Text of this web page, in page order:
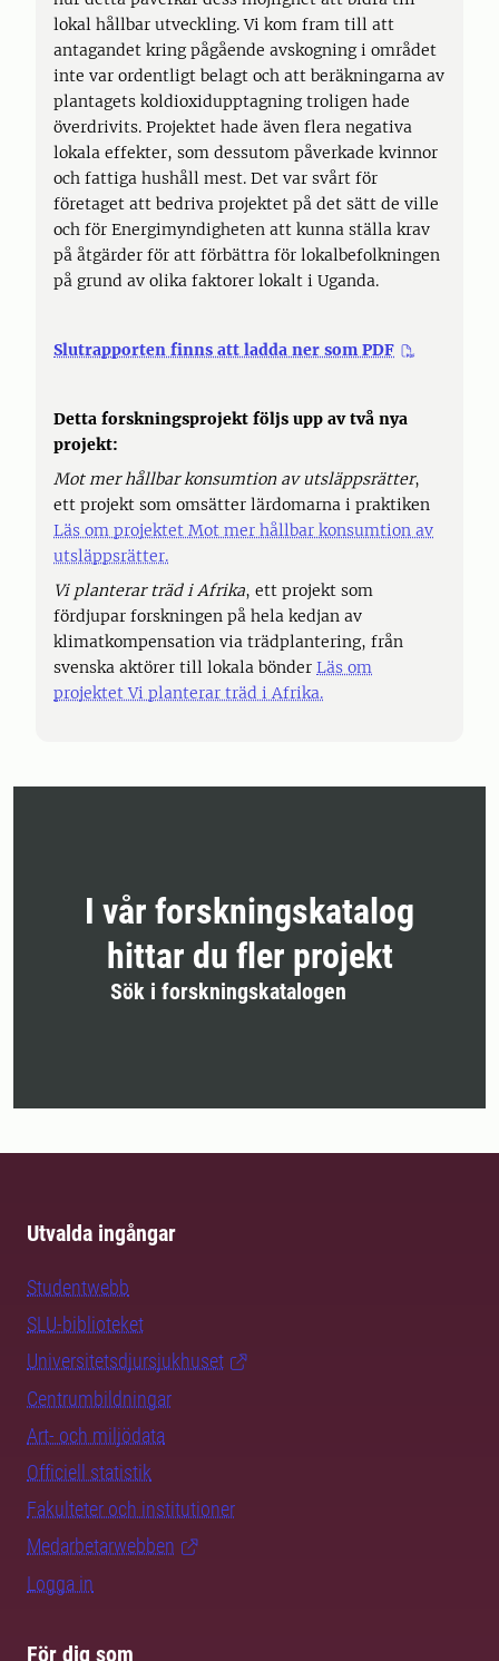
lokal hållbar utveckling. Vi kom fram till att
antagandet kring pågående avskogning i området
inte var ordentligt belagt och att beräkningarna av
plantagets koldioxidupptagning troligen hade
överdrivits. Projektet hade även flera negativa
lokala effekter, som dessutom påverkade kvinnor
och fattiga hushåll mest. Det var svårt för
företaget att bedriva projektet på det sätt de ville
och för Energimyndigheten att kunna ställa krav
på åtgärder för att förbättra för lokalbefolkningen
på grund av olika faktorer lokalt i Uganda.
Slutrapporten finns att ladda ner som PDF
Detta forskningsprojekt följs upp av två nya
projekt:
Mot mer hållbar konsumtion av utsläppsrätter,
ett projekt som omsätter lärdomarna i praktiken
Läs om projektet Mot mer hållbar konsumtion av
utsläppsrätter.
Vi planterar träd i Afrika, ett projekt som
fördjupar forskningen på hela kedjan av
klimatkompensation via trädplantering, från
svenska aktörer till lokala bönder Läs om
projektet Vi planterar träd i Afrika.
I vår forskningskatalog
hittar du fler projekt
Sök i forskningskatalogen
Utvalda ingångar
Studentwebb
SLU-biblioteket
Universitetsdjursjukhuset
Centrumbildningar
Art- och miljödata
Officiell statistik
Fakulteter och institutioner
Medarbetarwebben
Logga in
För dig som